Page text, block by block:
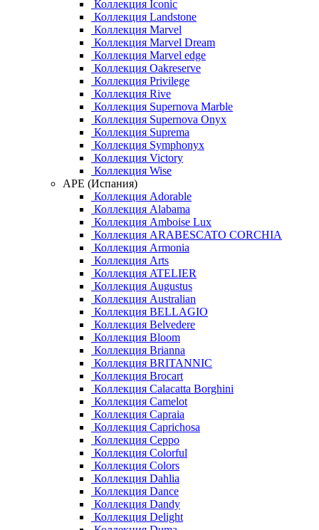
Коллекция Iconic
Коллекция Landstone
Коллекция Marvel
Коллекция Marvel Dream
Коллекция Marvel edge
Коллекция Oakreserve
Коллекция Privilege
Коллекция Rive
Коллекция Supernova Marble
Коллекция Supernova Onyx
Коллекция Suprema
Коллекция Symphonyx
Коллекция Victory
Коллекция Wise
APE (Испания)
Коллекция Adorable
Коллекция Alabama
Коллекция Amboise Lux
Коллекция ARABESCATO CORCHIA
Коллекция Armonia
Коллекция Arts
Коллекция ATELIER
Коллекция Augustus
Коллекция Australian
Коллекция BELLAGIO
Коллекция Belvedere
Коллекция Bloom
Коллекция Brianna
Коллекция BRITANNIC
Коллекция Brocart
Коллекция Calacatta Borghini
Коллекция Camelot
Коллекция Capraia
Коллекция Caprichosa
Коллекция Ceppo
Коллекция Colorful
Коллекция Colors
Коллекция Dahlia
Коллекция Dance
Коллекция Dandy
Коллекция Delight